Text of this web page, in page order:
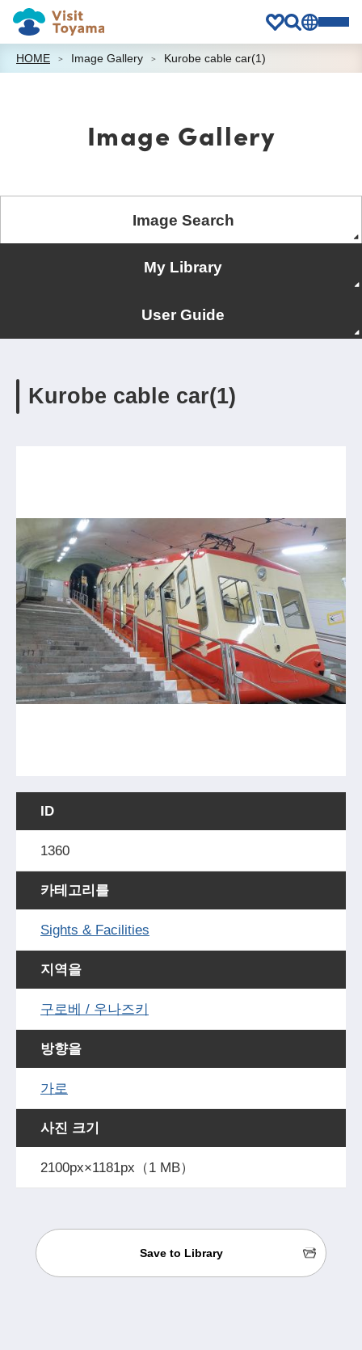
HOME Image Gallery Kurobe cable car(1)
Image Gallery
Image Search
My Library
User Guide
Kurobe cable car(1)
ID
1360
카테고리를
Sights & Facilities
지역을
구로베 / 우나즈키
방향을
가로
사진 크기
2100px×1181px（1 MB）
Save to Library